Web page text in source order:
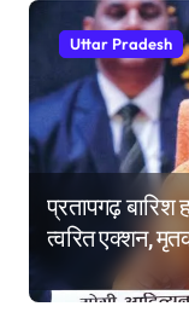
Uttar Pradesh
प्रतापगढ़ बारिश
त्वरित एक्शन,
लाख की
निर्देश